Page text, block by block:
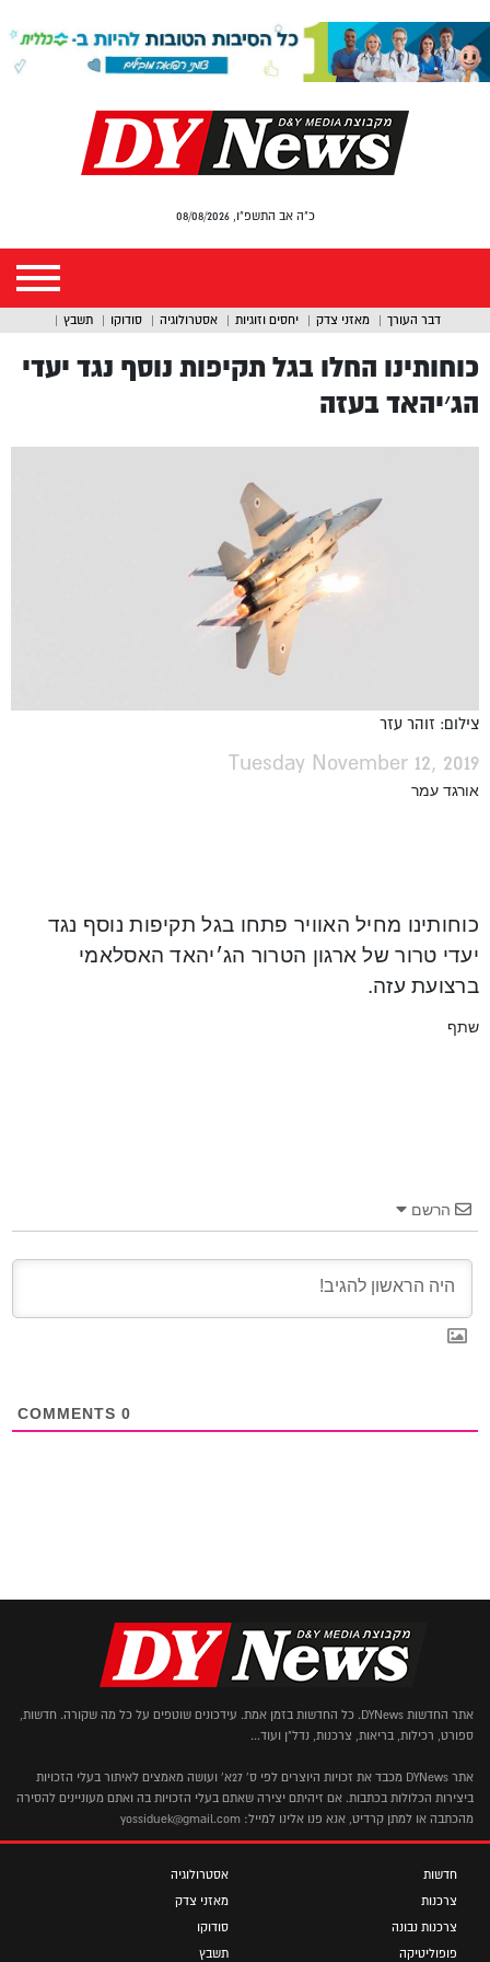
כ"ה אב התשפ"ו, 08/08/2026
דבר העורך מאזני צדק יחסים וזוגיות אסטרולוגיה סודוקו תשבץ
כוחותינו החלו בגל תקיפות נוסף נגד יעדי
הג׳יהאד בעזה
צילום: זוהר עזר
Tuesday November 12, 2019
אורגד עמר
כוחותינו מחיל האוויר פתחו בגל תקיפות נוסף נגד
יעדי טרור של ארגון הטרור הג׳יהאד האסלאמי
ברצועת עזה.
שתף
הרשם
0
אתר החדשות DYNews. כל החדשות בזמן אמת. עידכונים שוטפים על כל מה שקורה. חדשות,
ספורט, רכילות, בריאות, צרכנות, נדל"ן ועוד...
אתר DYNews מכבד את זכויות היוצרים לפי ס' 27א' ועושה מאמצים לאיתור בעלי הזכויות
ביצירות הכלולות בכתבות. אם זיהיתם יצירה שאתם בעלי הזכויות בה ואתם מעוניינים להסירה
מהכתבה או למתן קרדיט, אנא פנו אלינו למייל: yossiduek@gmail.com
חדשות
צרכנות
צרכנות נבונה
פופוליטיקה
אסטרולוגיה
מאזני צדק
סודוקו
תשבץ